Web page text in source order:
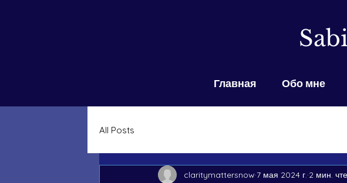
Главная Обо мне
All Posts
claritymattersnow 7 мая 2024 г. 2 мин.